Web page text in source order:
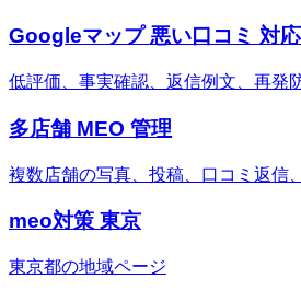
Googleマップ 悪い口コミ 対応
低評価、事実確認、返信例文、再発
多店舗 MEO 管理
複数店舗の写真、投稿、口コミ返信
meo対策 東京
東京都の地域ページ